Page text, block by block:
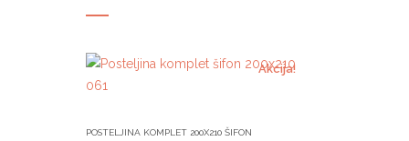
Dodaj u korpu
Akcija!
POSTELJINA KOMPLET 200X210 ŠIFON